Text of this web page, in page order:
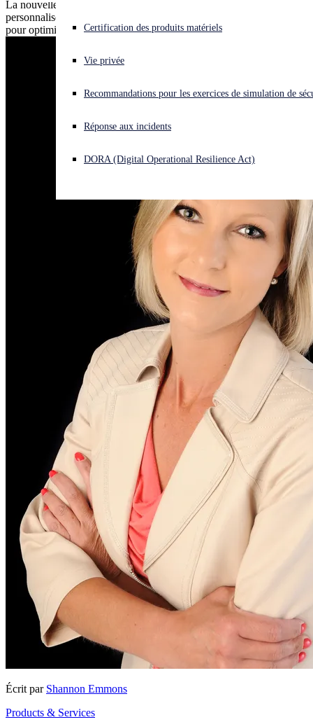
Vous subissez une cyberattaque ? Obtenez une aide immédiate.
Se connecter
Open language switcher
Certification des produits matériels
Vie privée
Recommandations pour les exercices de simulation de
Réponse aux incidents
DORA (Digital Operational Resilience Act)
La nouvelle expérience proposée avec l'ajout de tableaux de bord
personnalisés flexibles et interactifs utilise des données exploitables
pour optimiser les opérations et les flux de travail des utilisateurs.
Écrit par Shannon Emmons
Products & Services